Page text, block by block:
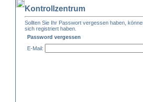
Kontrollzentrum
Sollten Sie Ihr Passwort vergessen haben,
sich registriert haben.
Password vergessen
E-Mail: